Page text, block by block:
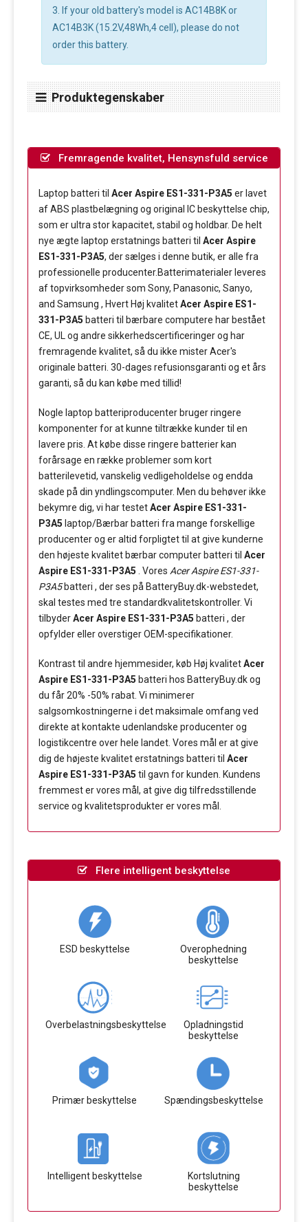
3. If your old battery's model is AC14B8K or
AC14B3K (15.2V,48Wh,4 cell), please do not
order this battery.
Produktegenskaber
Fremragende kvalitet, Hensynsfuld service
Laptop batteri til Acer Aspire ES1-331-P3A5 er lavet
af ABS plastbelægning og original IC beskyttelse chip,
som er ultra stor kapacitet, stabil og holdbar. De helt
nye ægte laptop erstatnings batteri til Acer Aspire
ES1-331-P3A5, der sælges i denne butik, er alle fra
professionelle producenter.Batterimaterialer leveres
af topvirksomheder som Sony, Panasonic, Sanyo,
and Samsung , Hvert Høj kvalitetAcer Aspire ES1-
331-P3A5 batteri til bærbare computere har bestået
CE, UL og andre sikkerhedscertificeringer og har
fremragende kvalitet, så du ikke mister Acer's
originale batteri. 30-dages refusionsgaranti og et års
garanti, så du kan købe med tillid!
Nogle laptop batteriproducenter bruger ringere
komponenter for at kunne tiltrække kunder til en
lavere pris. At købe disse ringere batterier kan
forårsage en række problemer som kort
batterilevetid, vanskelig vedligeholdelse og endda
skade på din yndlingscomputer. Men du behøver ikke
bekymre dig, vi har testetAcer Aspire ES1-331-
P3A5 laptop/Bærbar batteri fra mange forskellige
producenter og er altid forpligtet til at give kunderne
den højeste kvalitet bærbar computer batteri til Acer
Aspire ES1-331-P3A5 . Vores Acer Aspire ES1-331-
P3A5batteri , der ses på BatteryBuy.dk-webstedet,
skal testes med tre standardkvalitetskontroller. Vi
tilbyderAcer Aspire ES1-331-P3A5 batteri , der
opfylder eller overstiger OEM-specifikationer.
Kontrast til andre hjemmesider, køb Høj kvalitetAcer
Aspire ES1-331-P3A5 batteri hos BatteryBuy.dk og
du får 20% -50% rabat. Vi minimerer
salgsomkostningerne i det maksimale omfang ved
direkte at kontakte udenlandske producenter og
logistikcentre over hele landet. Vores mål er at give
dig de højeste kvalitet erstatnings batteri til Acer
Aspire ES1-331-P3A5 til gavn for kunden. Kundens
fremmest er vores mål, at give dig tilfredsstillende
service og kvalitetsprodukter er vores mål.
Flere intelligent beskyttelse
ESD beskyttelse
Overophedning
beskyttelse
Overbelastningsbeskyttelse
Opladningstid
beskyttelse
Primær beskyttelse Spændingsbeskyttelse
Intelligent beskyttelse
Kortslutning
beskyttelse